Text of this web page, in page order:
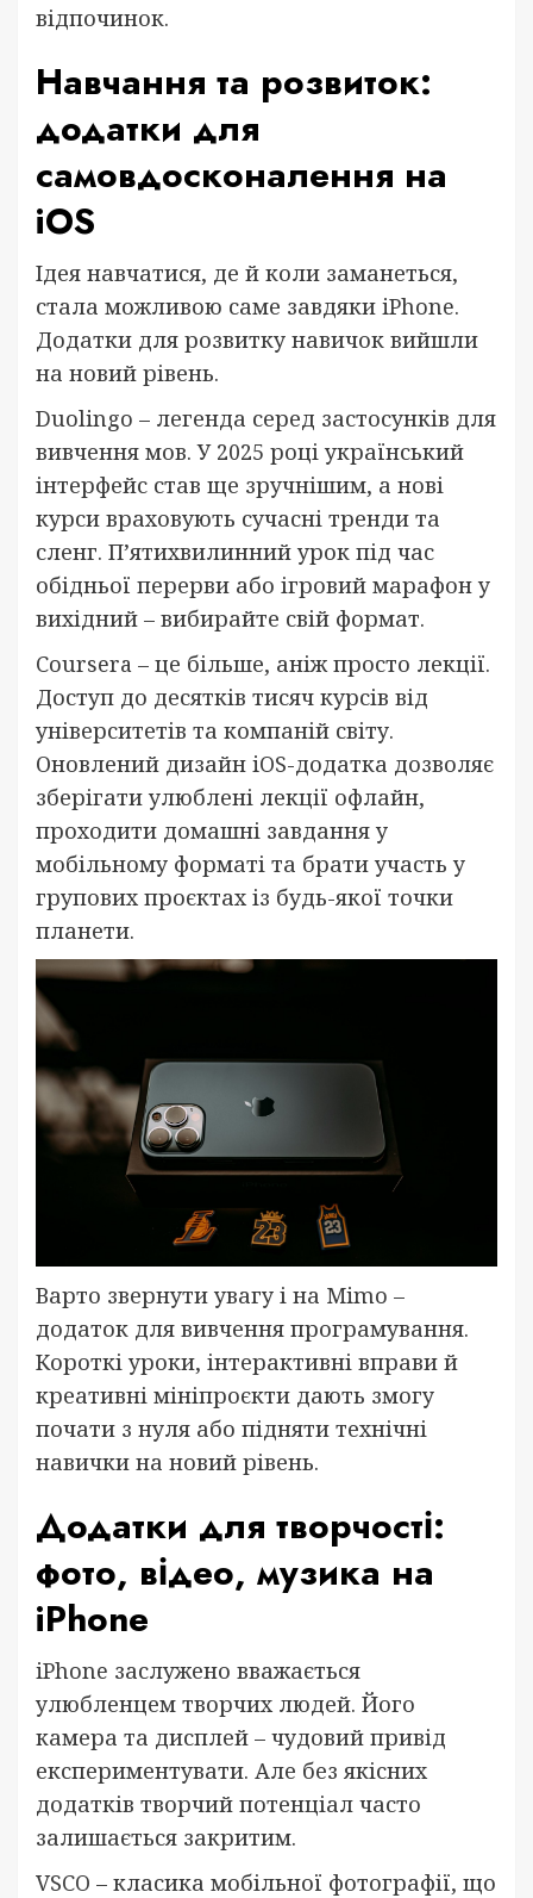
відпочинок.
Навчання та розвиток:
додатки для
самовдосконалення на
iOS
Ідея навчатися, де й коли заманеться,
стала можливою саме завдяки iPhone.
Додатки для розвитку навичок вийшли
на новий рівень.
Duolingo – легенда серед застосунків для
вивчення мов. У 2025 році український
інтерфейс став ще зручнішим, а нові
курси враховують сучасні тренди та
сленг. П’ятихвилинний урок під час
обідньої перерви або ігровий марафон у
вихідний – вибирайте свій формат.
Coursera – це більше, аніж просто лекції.
Доступ до десятків тисяч курсів від
університетів та компаній світу.
Оновлений дизайн iOS-додатка дозволяє
зберігати улюблені лекції офлайн,
проходити домашні завдання у
мобільному форматі та брати участь у
групових проєктах із будь-якої точки
планети.
Варто звернути увагу і на Mimo –
додаток для вивчення програмування.
Короткі уроки, інтерактивні вправи й
креативні мініпроєкти дають змогу
почати з нуля або підняти технічні
навички на новий рівень.
Додатки для творчості:
фото, відео, музика на
iPhone
iPhone заслужено вважається
улюбленцем творчих людей. Його
камера та дисплей – чудовий привід
експериментувати. Але без якісних
додатків творчий потенціал часто
залишається закритим.
VSCO – класика мобільної фотографії, що